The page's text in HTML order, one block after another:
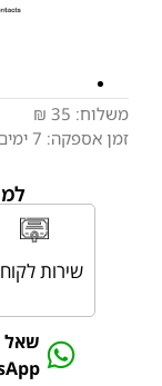
משלוח: 35 ₪
זמן אספקה: 7
שירות
שאל